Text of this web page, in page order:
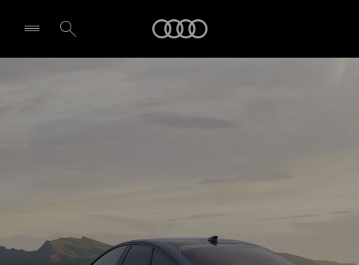
Autonomie et recharge
Demande d'essai